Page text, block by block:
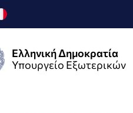
Ελληνική Δημοκρατία
Υπουργείο Εξωτερικών